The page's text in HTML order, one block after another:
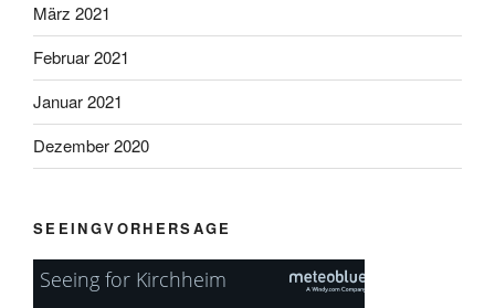
März 2021
Februar 2021
Januar 2021
Dezember 2020
SEEINGVORHERSAGE